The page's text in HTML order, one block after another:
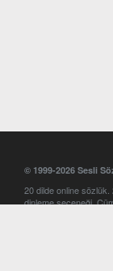
© 1999-2026 Sesli
20 dilde online sözlük.
dinleme seçeneği.